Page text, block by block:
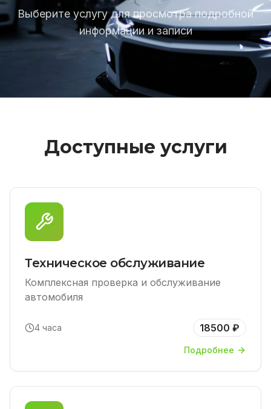
Выберите услугу для просмотра подробной
информации и записи
Доступные услуги
Техническое обслуживание
Комплексная проверка и обслуживание
автомобиля
4 часа 18500 ₽
Подробнее